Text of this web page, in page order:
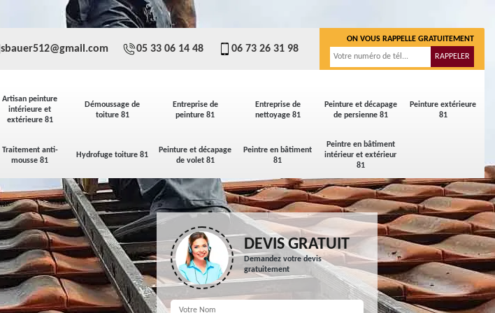
Artisan peinture
intérieure et
extérieure 81
Démoussage de
toiture 81
Entreprise de
peinture 81
Entreprise de
nettoyage 81
Peinture et décapage
de persienne 81
Peinture extérieure
81
Traitement anti-
mousse 81
Hydrofuge toiture 81
Peinture et décapage
de volet 81
Peintre en bâtiment
81
Peintre en bâtiment
intérieur et extérieur
81
sbauer512@gmail.com 05 33 06 14 48 06 73 26 31 98
ON VOUS RAPPELLE GRATUITEMENT
DEVIS GRATUIT
Demandez votre devis
gratuitement